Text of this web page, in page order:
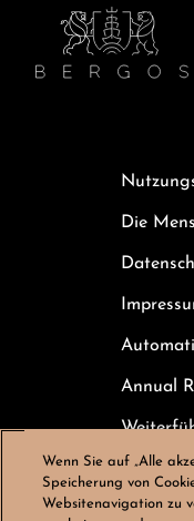
Die
Annual
Karriere
Wenn Sie auf „Alle
Speicherung von
Websitenavigation zu